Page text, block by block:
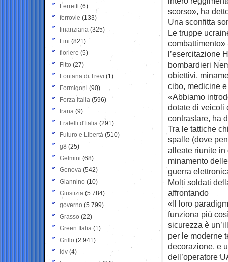
scorso», ha
Una sconfitta
Le truppe
l’esercitazione
bombardieri
obiettivi,
cibo, medicine
«Abbiamo
dotate di veicoli
contrastare, ha
Tra le tattiche
spalle (dove
alleate riunite in
minamento
guerra
Molti soldati
affrontando
«Il loro
funziona più
sicurezza è
per le moderne
decorazione, e
dell’operatore
Ferretti (6)
ferrovie (133)
finanziaria (325)
Fini (821)
fioriere (5)
Fitto (27)
Fontana di Trevi (1)
Formigoni (90)
Forza Italia (596)
frana (9)
Fratelli d'Italia (291)
Futuro e Libertà (510)
g8 (25)
Gelmini (68)
Genova (542)
Giannino (10)
Giustizia (5.784)
governo (5.799)
Grasso (22)
Green Italia (1)
Grillo (2.941)
Idv (4)